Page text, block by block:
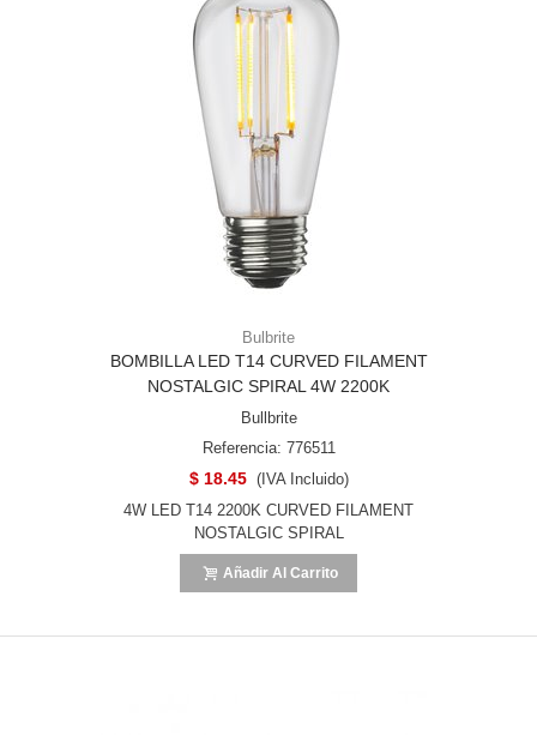
Bulbrite
BOMBILLA LED T14 CURVED FILAMENT
NOSTALGIC SPIRAL 4W 2200K
Bullbrite
Referencia: 776511
$ 18.45 (IVA Incluido)
4W LED T14 2200K CURVED FILAMENT
NOSTALGIC SPIRAL
Añadir Al Carrito